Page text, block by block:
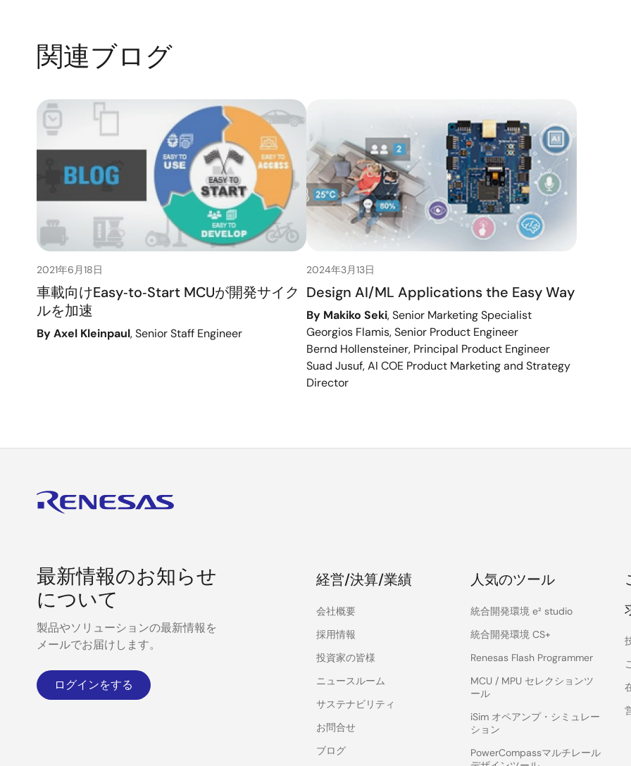
関連ブログ
2021年6月18日
車載向けEasy‑to‑Start MCUが開発サイク
ルを加速
By Axel Kleinpaul, Senior Staff Engineer
2024年3月13日
Design AI/ML Applications the Easy Way
By Makiko Seki, Senior Marketing Specialist
Georgios Flamis, Senior Product Engineer
Bernd Hollensteiner, Principal Product Engineer
Suad Jusuf, AI COE Product Marketing and Strategy
Director
最新情報のお知らせ
について
製品やソリューションの最新情報を
メールでお届けします。
ログインをする
経営/決算/業績
会社概要
採用情報
投資家の皆様
ニュースルーム
サステナビリティ
お問合せ
ブログ
人気のツール
統合開発環境 e² studio
統合開発環境 CS+
Renesas Flash Programmer
MCU / MPU セレクションツ
ール
iSim オペアンプ・シミュレー
ション
PowerCompassマルチレール